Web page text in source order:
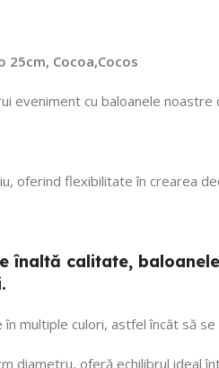
25cm, Cocoa,Cocos
eveniment cu baloanele
oferind flexibilitate în crearea
înaltă calitate,
în multiple culori, astfel încât să
diametru, oferă echilibrul ideal